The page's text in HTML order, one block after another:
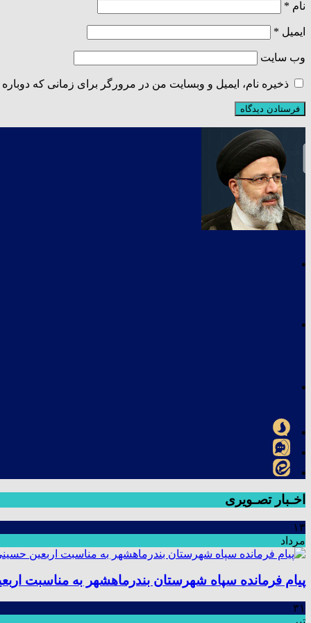
نام *
ایمیل *
وب‌ سایت
ذخیره نام، ایمیل و وبسایت من در مرورگر برای زمانی که
اخـبار تصـویری
۱۳
مرداد
پیام فرمانده سپاه شهرستان بندرماهشهر به مناسبت
۳۱